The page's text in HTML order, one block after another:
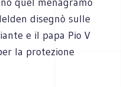
disegnò sulle
e il papa Pio V
la protezione